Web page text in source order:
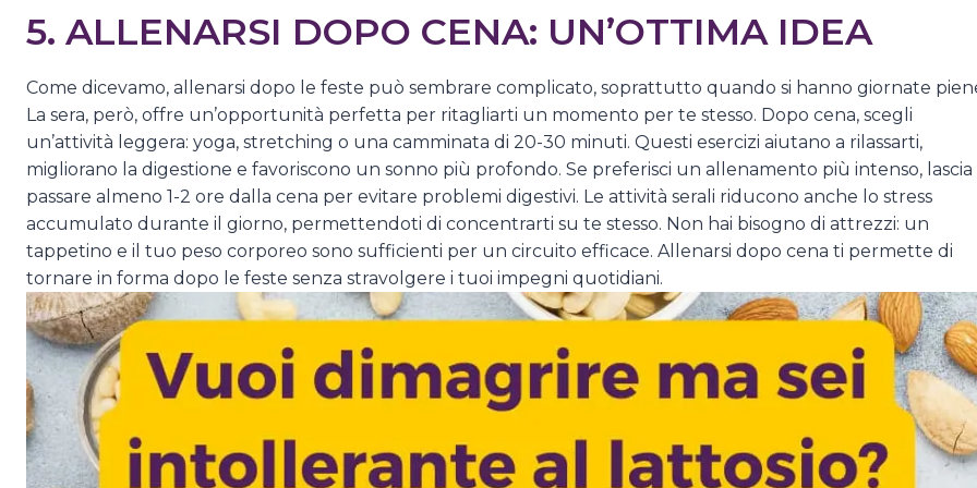
5. ALLENARSI DOPO CENA: UN’OTTIMA IDEA
Come dicevamo, allenarsi dopo le feste può sembrare complicato, soprattutto quando si hanno giornate
La sera, però, offre un’opportunità perfetta per ritagliarti un momento per te stesso. Dopo cena, scegli
un’attività leggera: yoga, stretching o una camminata di 20-30 minuti. Questi esercizi aiutano a rilassarti,
migliorano la digestione e favoriscono un sonno più profondo. Se preferisci un allenamento più intenso, lascia
passare almeno 1-2 ore dalla cena per evitare problemi digestivi. Le attività serali riducono anche lo stress
accumulato durante il giorno, permettendoti di concentrarti su te stesso. Non hai bisogno di attrezzi: un
tappetino e il tuo peso corporeo sono sufficienti per un circuito efficace. Allenarsi dopo cena ti permette di
tornare in forma dopo le feste senza stravolgere i tuoi impegni quotidiani.